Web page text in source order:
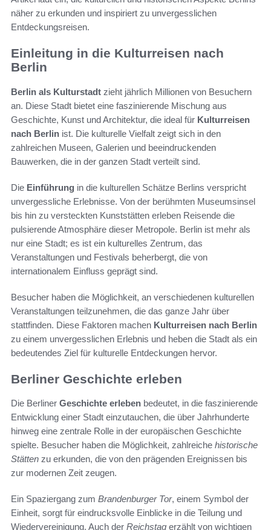
näher zu erkunden und inspiriert zu unvergesslichen
Entdeckungsreisen.
Einleitung in die Kulturreisen nach
Berlin
Berlin als Kulturstadt zieht jährlich Millionen von Besuchern
an. Diese Stadt bietet eine faszinierende Mischung aus
Geschichte, Kunst und Architektur, die ideal für Kulturreisen
nach Berlin ist. Die kulturelle Vielfalt zeigt sich in den
zahlreichen Museen, Galerien und beeindruckenden
Bauwerken, die in der ganzen Stadt verteilt sind.
Die Einführung in die kulturellen Schätze Berlins verspricht
unvergessliche Erlebnisse. Von der berühmten Museumsinsel
bis hin zu versteckten Kunststätten erleben Reisende die
pulsierende Atmosphäre dieser Metropole. Berlin ist mehr als
nur eine Stadt; es ist ein kulturelles Zentrum, das
Veranstaltungen und Festivals beherbergt, die von
internationalem Einfluss geprägt sind.
Besucher haben die Möglichkeit, an verschiedenen kulturellen
Veranstaltungen teilzunehmen, die das ganze Jahr über
stattfinden. Diese Faktoren machen Kulturreisen nach Berlin
zu einem unvergesslichen Erlebnis und heben die Stadt als ein
bedeutendes Ziel für kulturelle Entdeckungen hervor.
Berliner Geschichte erleben
Die Berliner Geschichte erleben bedeutet, in die faszinierende
Entwicklung einer Stadt einzutauchen, die über Jahrhunderte
hinweg eine zentrale Rolle in der europäischen Geschichte
spielte. Besucher haben die Möglichkeit, zahlreiche historische
Stätten zu erkunden, die von den prägenden Ereignissen bis
zur modernen Zeit zeugen.
Ein Spaziergang zum Brandenburger Tor, einem Symbol der
Einheit, sorgt für eindrucksvolle Einblicke in die Teilung und
Wiedervereinigung. Auch der Reichstag erzählt von wichtigen